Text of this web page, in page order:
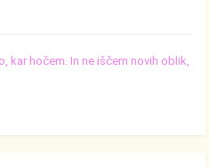
kar hočem. In ne iščem novih oblik,